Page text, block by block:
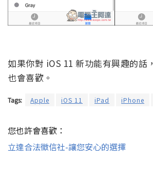
如果你對 iOS 11 新功能有興趣的話，
也會喜歡。
Tags: Apple iOS 11 iPad iPhone
您也許會喜歡：
立達合法徵信社-讓您安心的選擇